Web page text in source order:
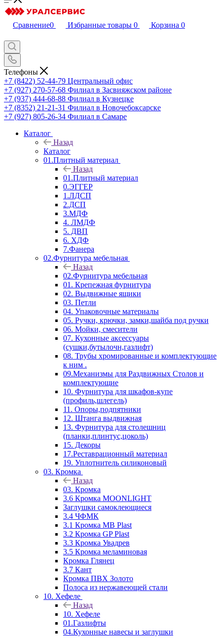
Сравнение0 Избранные товары 0 Корзина 0
Телефоны
+7 (8422) 52-44-79 Центральный офис
+7 (927) 270-57-68 Филиал в Засвияжском районе
+7 (937) 444-68-88 Филиал в Кузнецке
+7 (8352) 21-21-31 Филиал в Новочебоксарске
+7 (927) 805-26-34 Филиал в Самаре
Каталог
Назад
Каталог
01.Плитный материал
Назад
01.Плитный материал
0.ЭГГЕР
1.ЛДСП
2.ДСП
3.МДФ
4. ЛМДФ
5. ДВП
6. ХДФ
7.Фанера
02.Фурнитура мебельная
Назад
02.Фурнитура мебельная
01. Крепежная фурнитура
02. Выдвижные ящики
03. Петли
04. Упаковочные материалы
05. Ручки, крючки, замки,шайба под ручки
06. Мойки, смесители
07. Кухонные аксессуары
(сушки,бутылочн,газлифт)
08. Трубы хромированные и комплектующие
к ним .
09.Механизмы для Раздвижных Столов и
комплектующие
10. Фурнитура для шкафов-купе
(профиль,шлегель)
11. Опоры,подпятники
12. Штанга выдвижная
13. Фурнитура для столешниц
(планки,плинтус,цоколь)
15. Декоры
17.Реставрационный материал
19. Уплотнитель силиконовый
03. Кромка
Назад
03. Кромка
3.6 Кромка MOONLIGHT
Заглушки самоклеющиеся
3.4 ЧФМК
3.1 Кромка MB Plast
3.2 Кромка GP Plast
3.3 Кромка Увадрев
3.5 Кромка меламиновая
Кромка Глянец
3.7 Кант
Кромка ПВХ Золото
Полоса из нержавеющей стали
10. Хефеле
Назад
10. Хефеле
01.Газлифты
04.Кухонные навесы и заглушки